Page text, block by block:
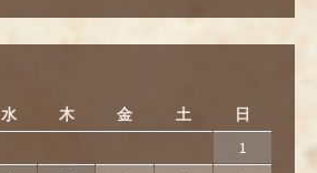
水 木 金 土 日
1